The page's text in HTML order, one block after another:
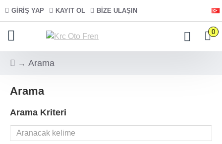
GIRIŞ YAP KAYIT OL BIZE ULAŞIN
0
Arama
Arama
Arama Kriteri